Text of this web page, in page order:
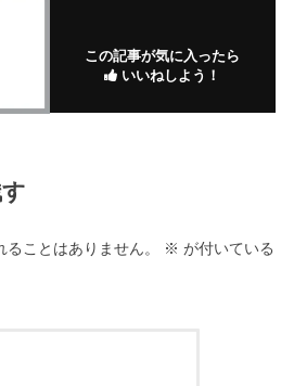
この記事が気に入ったら
いいねしよう！
ことはありません。 ※ が付いている